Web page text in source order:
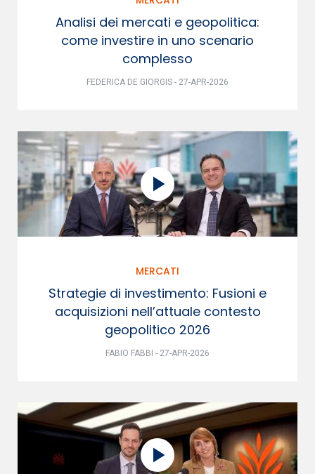
Analisi dei mercati e geopolitica:
come investire in uno scenario
complesso
FEDERICA DE GIORGIS - 27-APR-2026
MERCATI
Strategie di investimento: Fusioni e
acquisizioni nell’attuale contesto
geopolitico 2026
FABIO FABBI - 27-APR-2026